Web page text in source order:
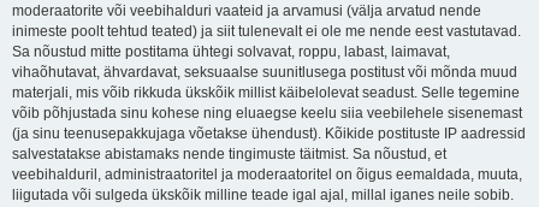
moderaatorite või veebihalduri vaateid ja arvamusi (välja arvatud nende
inimeste poolt tehtud teated) ja siit tulenevalt ei ole me nende eest vastutavad.
Sa nõustud mitte postitama ühtegi solvavat, roppu, labast, laimavat,
vihaõhutavat, ähvardavat, seksuaalse suunitlusega postitust või mõnda muud
materjali, mis võib rikkuda ükskõik millist käibelolevat seadust. Selle tegemine
võib põhjustada sinu kohese ning eluaegse keelu siia veebilehele sisenemast
(ja sinu teenusepakkujaga võetakse ühendust). Kõikide postituste IP aadressid
salvestatakse abistamaks nende tingimuste täitmist. Sa nõustud, et
veebihalduril, administraatoritel ja moderaatoritel on õigus eemaldada, muuta,
liigutada või sulgeda ükskõik milline teade igal ajal, millal iganes neile sobib.